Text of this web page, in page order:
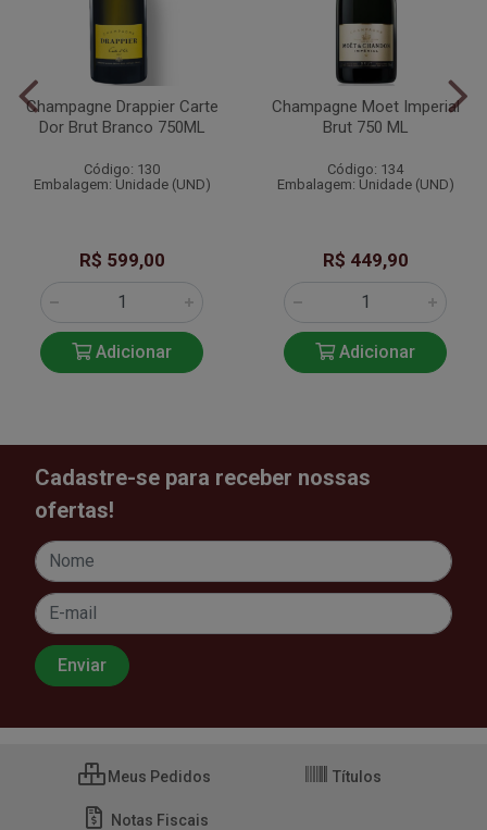
Champagne Drappier Carte
Dor Brut Branco 750ML
Código: 130
Embalagem: Unidade (UND)
R$ 599,00
Adicionar
Champagne Moet Imperial
Brut 750 ML
Código: 134
Embalagem: Unidade (UND)
R$ 449,90
Adicionar
Cadastre-se para receber nossas
ofertas!
Meus Pedidos Títulos
Notas Fiscais